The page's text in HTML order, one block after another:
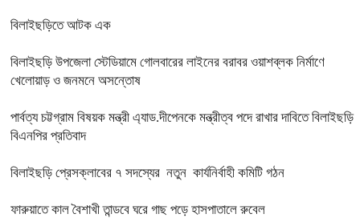
বিলাইছড়িতে আটক এক
বিলাইছড়ি উপজেলা স্টেডিয়ামে গোলবারের লাইনের বরাবর ওয়াশব্লক নির্মাণে
খেলোয়াড় ও জনমনে অসন্তোষ
পার্বত্য চট্টগ্রাম বিষয়ক মন্ত্রী এ্যাড.দীপেনকে মন্ত্রীত্ব পদে রাখার দাবিতে বিলাইছড়ি
বিএনপির প্রতিবাদ
বিলাইছড়ি প্রেসক্লাবের ৭ সদস্যের নতুন কার্যনির্বাহী কমিটি গঠন
ফারুয়াতে কাল বৈশাখী তান্ডবে ঘরে গাছ পড়ে হাসপাতালে রুবেল